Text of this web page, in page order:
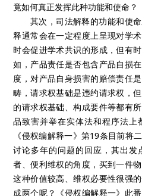
竟如何真正发挥此种功能和使命？
其次，司法解释的功能和使命
释通常会在一定程度上呈现对学
时会促进学术共识的形成，但有
如，产品责任是否包含产品自损
度，对产品自身损害的赔偿责任
畴，请求权基础是违约请求权，
的请求权基础、构成要件等都有
品致害并举在实体法和程序法上
《侵权编解释一》第19条目前将
讨论多年的问题的回应，其出
者、便利维权的角度，买到一件
这种价值较高、维权必要性很强
成两个呢？《侵权编解释一》此